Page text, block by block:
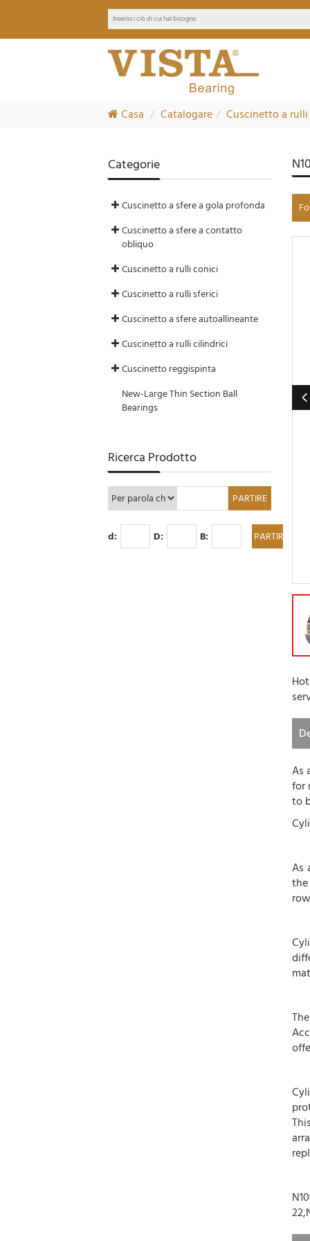
Casa Catalogare Cuscinetto a
Categorie
Cuscinetto a sfere a gola profonda
Cuscinetto a sfere a contatto
obliquo
Cuscinetto a rulli conici
Cuscinetto a rulli sferici
Cuscinetto a sfere autoallineante
Cuscinetto a rulli cilindrici
Cuscinetto reggispinta
New-Large Thin Section Ball
Bearings
Ricerca Prodotto
d: D: B:
As
for
to
As